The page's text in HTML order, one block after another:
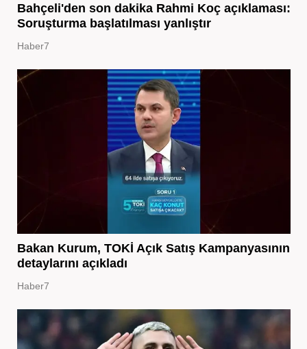
Bahçeli'den son dakika Rahmi Koç açıklaması:
Soruşturma başlatılması yanlıştır
Haber7
Bakan Kurum, TOKİ Açık Satış Kampanyasının
detaylarını açıkladı
Haber7